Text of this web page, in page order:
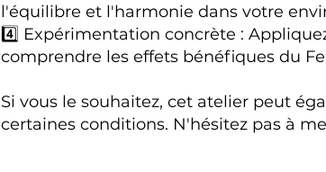
l'équilibre et l'harmonie dans votre
4️⃣ Expérimentation concrète :
comprendre les effets bénéfiques du
Si vous le souhaitez, cet atelier peut
certaines conditions. N'hésitez pas à